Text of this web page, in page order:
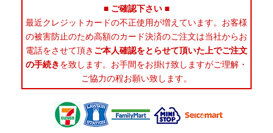
■ ご確認下さい ■
最近クレジットカードの不正使用が増えています。お客様
の被害防止のため高額のカード決済のご注文は当社からお
電話をさせて頂き ご本人確認をとらせて頂いた上でご注文
の手続きを致します。お手間をお掛け致しますがご理解・
ご協力の程お願い致します。